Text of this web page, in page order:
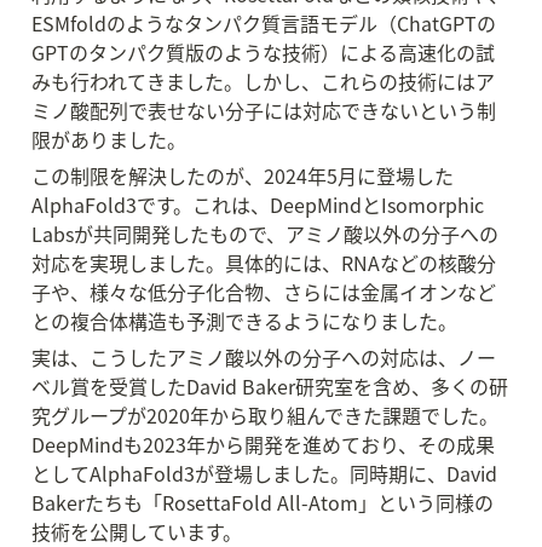
ESMfoldのようなタンパク質言語モデル（ChatGPTの
GPTのタンパク質版のような技術）による高速化の試
みも行われてきました。しかし、これらの技術にはア
ミノ酸配列で表せない分子には対応できないという制
限がありました。
この制限を解決したのが、2024年5月に登場した
AlphaFold3です。これは、DeepMindとIsomorphic
Labsが共同開発したもので、アミノ酸以外の分子への
対応を実現しました。具体的には、RNAなどの核酸分
子や、様々な低分子化合物、さらには金属イオンなど
との複合体構造も予測できるようになりました。
実は、こうしたアミノ酸以外の分子への対応は、ノー
ベル賞を受賞したDavid Baker研究室を含め、多くの研
究グループが2020年から取り組んできた課題でした。
DeepMindも2023年から開発を進めており、その成果
としてAlphaFold3が登場しました。同時期に、David
Bakerたちも「RosettaFold All-Atom」という同様の
技術を公開しています。